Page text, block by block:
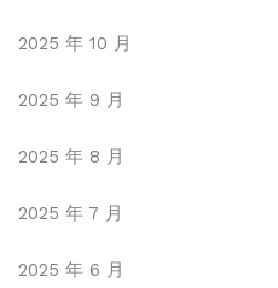
2025 年 10 月
2025 年 9 月
2025 年 8 月
2025 年 7 月
2025 年 6 月